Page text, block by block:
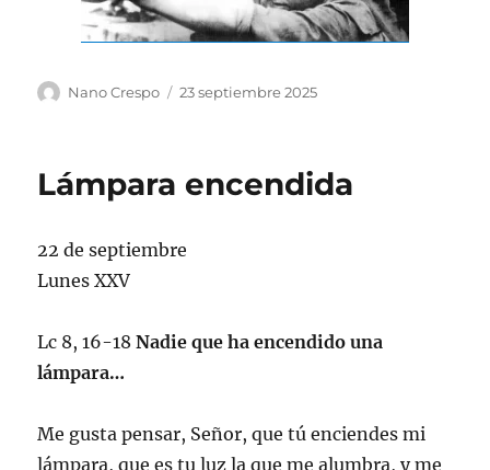
Autor
Nano Crespo
Publicado
23 septiembre 2025
Lámpara encendida
22 de septiembre
Lunes XXV
Lc 8, 16-18Nadie que ha encendido una
lámpara…
Me gusta pensar, Señor, que tú enciendes mi
lámpara, que es tu luz la que me alumbra, y me